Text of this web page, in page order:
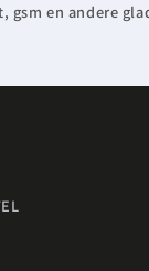
, gsm en andere